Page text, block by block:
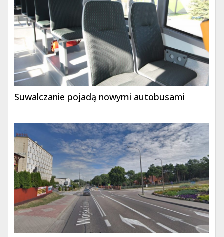
Suwalczanie pojadą nowymi autobusami